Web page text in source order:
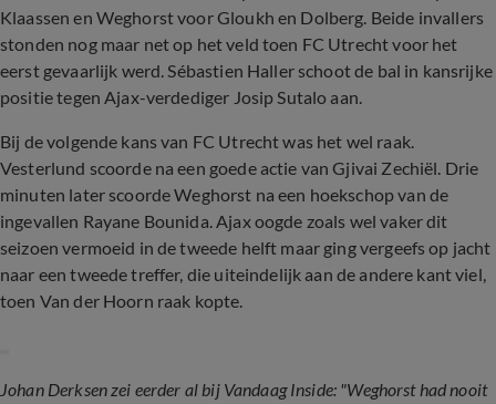
Klaassen en Weghorst voor Gloukh en Dolberg. Beide invallers
stonden nog maar net op het veld toen FC Utrecht voor het
eerst gevaarlijk werd. Sébastien Haller schoot de bal in kansrijke
positie tegen Ajax-verdediger Josip Sutalo aan.
Bij de volgende kans van FC Utrecht was het wel raak.
Vesterlund scoorde na een goede actie van Gjivai Zechiël. Drie
minuten later scoorde Weghorst na een hoekschop van de
ingevallen Rayane Bounida. Ajax oogde zoals wel vaker dit
seizoen vermoeid in de tweede helft maar ging vergeefs op jacht
naar een tweede treffer, die uiteindelijk aan de andere kant viel,
toen Van der Hoorn raak kopte.
Johan Derksen zei eerder al bij Vandaag Inside: "Weghorst had nooit